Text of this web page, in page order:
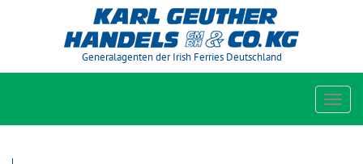
Generalagenten der Irish Ferries Deutschland